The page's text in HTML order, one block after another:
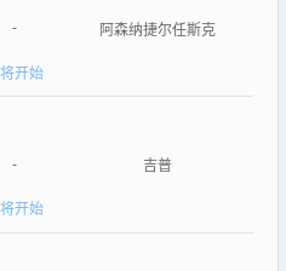
- 阿森纳捷尔任斯克
开始
- 吉普
开始